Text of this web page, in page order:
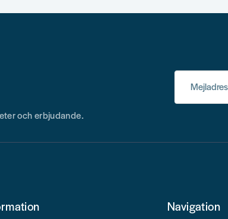
och erbjudande.
Navigation